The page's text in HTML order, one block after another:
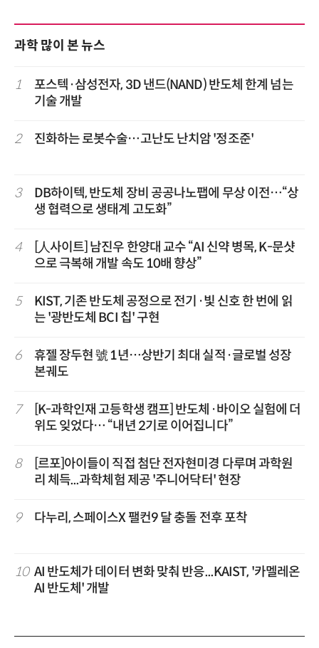
과학 많이 본 뉴스
1
포스텍·삼성전자, 3D 낸드(NAND) 반도체 한계 넘는
기술 개발
2 진화하는 로봇수술…고난도 난치암 '정조준'
3
DB하이텍, 반도체 장비 공공나노팹에 무상 이전…“상
생 협력으로 생태계 고도화”
4
[人사이트] 남진우 한양대 교수 “AI 신약 병목, K-문샷
으로 극복해 개발 속도 10배 향상”
5
KIST, 기존 반도체 공정으로 전기·빛 신호 한 번에 읽
는 '광반도체 BCI 칩' 구현
6
휴젤 장두현 號 1년…상반기 최대 실적·글로벌 성장
본궤도
7
[K-과학인재 고등학생 캠프] 반도체·바이오 실험에 더
위도 잊었다… “내년 2기로 이어집니다”
8
[르포]아이들이 직접 첨단 전자현미경 다루며 과학원
리 체득...과학체험 제공 '주니어닥터' 현장
9 다누리, 스페이스X 팰컨9 달 충돌 전후 포착
10 AI 반도체가 데이터 변화 맞춰 반응...KAIST, '카멜레온
AI 반도체' 개발